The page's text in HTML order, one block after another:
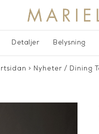
Detaljer Belysning
> Nyheter / Dining